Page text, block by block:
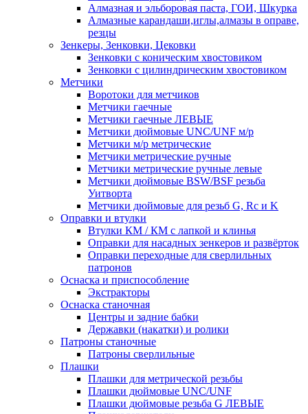
Алмазная и эльборовая паста, ГОИ, Шкурка
Алмазные карандаши,иглы,алмазы в оправе,
резцы
Зенкеры, Зенковки, Цековки
Зенковки с коническим хвостовиком
Зенковки с цилиндрическим хвостовиком
Метчики
Воротоки для метчиков
Метчики гаечные
Метчики гаечные ЛЕВЫЕ
Метчики дюймовые UNC/UNF м/р
Метчики м/р метрические
Метчики метрические ручные
Метчики метрические ручные левые
Метчики дюймовые BSW/BSF резьба
Уитворта
Метчики дюймовые для резьб G, Rc и K
Оправки и втулки
Втулки КМ / КМ с лапкой и клинья
Оправки для насадных зенкеров и развёрток
Оправки переходные для сверлильных
патронов
Оснаска и приспособление
Экстракторы
Оснаска станочная
Центры и задние бабки
Державки (накатки) и ролики
Патроны станочные
Патроны сверлильные
Плашки
Плашки для метрической резьбы
Плашки дюймовые UNC/UNF
Плашки дюймовые резьба G ЛЕВЫЕ